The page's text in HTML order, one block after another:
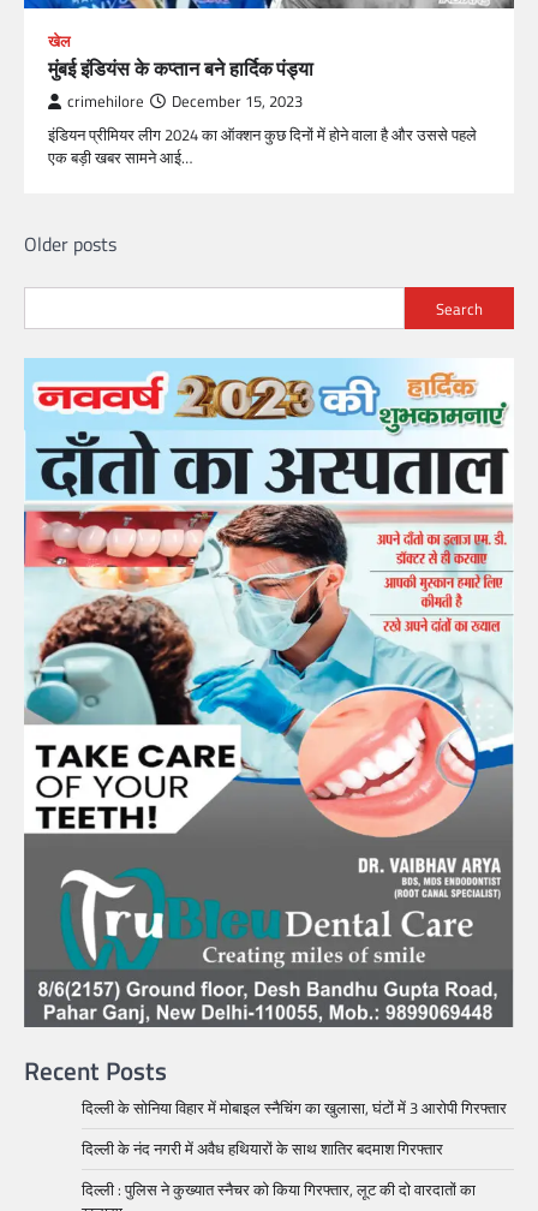
खेल
मुंबई इंडियंस के कप्तान बनेहार्दिक पंड्या
crimehilore December 15, 2023
इंडियन प्रीमियर लीग 2024 का ऑक्शन कुछ दिनों में होने वाला है और उससे पहले
एक बड़ी खबर सामने आई…
Posts
navigation
Older posts
Search
Recent Posts
दिल्ली के सोनिया विहार में मोबाइल स्नैचिंग का खुलासा, घंटों में 3 आरोपी गिरफ्तार
दिल्ली के नंद नगरी में अवैध हथियारों के साथ शातिर बदमाश गिरफ्तार
दिल्ली : पुलिस ने कुख्यात स्नैचर को किया गिरफ्तार, लूट की दो वारदातों का